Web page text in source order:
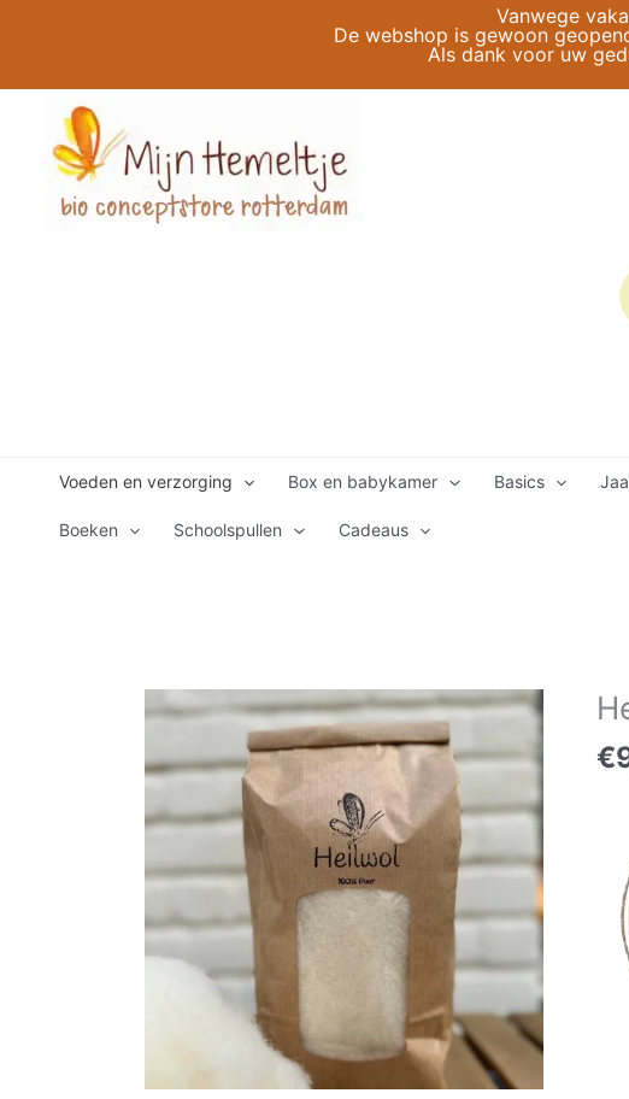
Vanwege
De webshop is gewoon
Als dank voor uw
Voeden en verzorging Box en babykamer Basics
Boeken Schoolspullen Cadeaus
€
100